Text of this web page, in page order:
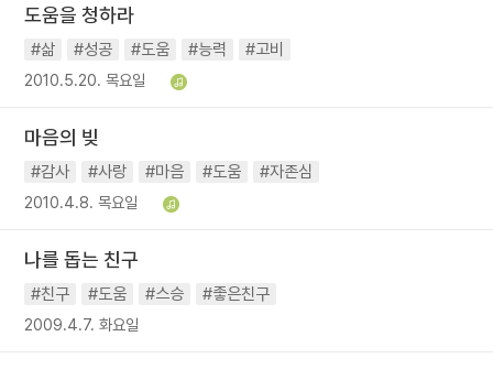
도움을 청하라
#삶 #성공 #도움 #능력 #고비
2010.5.20. 목요일
마음의 빚
#감사 #사랑 #마음 #도움 #자존심
2010.4.8. 목요일
나를 돕는 친구
#친구 #도움 #스승 #좋은친구
2009.4.7. 화요일